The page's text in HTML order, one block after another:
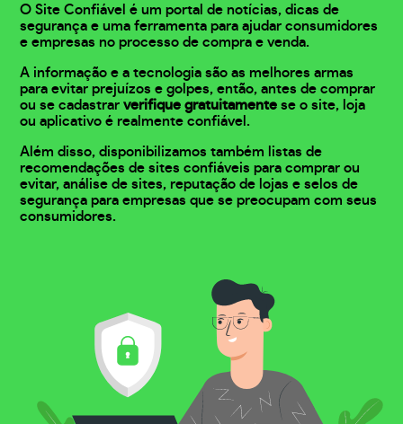
O Site Confiável é um portal de notícias, dicas de
segurança e uma ferramenta para ajudar consumidores
e empresas no processo de compra e venda.
A informação e a tecnologia são as melhores armas
para evitar prejuízos e golpes, então, antes de comprar
ou se cadastrarverifique gratuitamente se o site, loja
ou aplicativo é realmente confiável.
Além disso, disponibilizamos também listas de
recomendações de sites confiáveis para comprar ou
evitar, análise de sites, reputação de lojas e selos de
segurança para empresas que se preocupam com seus
consumidores.